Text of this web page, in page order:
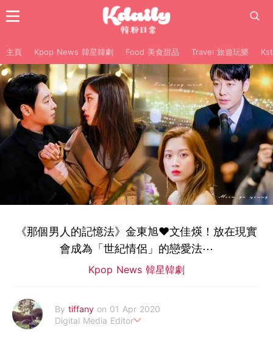
主頁 Kpop News 韓星韓劇 Food 美食甜品 Travel 旅遊玩樂
《那個男人的記憶法》金東旭♥文佳煐！放在現實
會成為「世紀情侶」的戀愛法⋯
Kpop News 韓星韓劇
By tiffany on 01 Apr 2020
Digital Media Editor